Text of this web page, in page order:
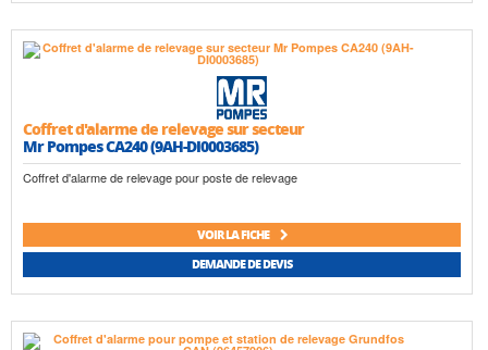
Coffret d'alarme de relevage sur secteur
Mr Pompes CA240 (9AH-DI0003685)
Coffret d'alarme de relevage pour poste de relevage
VOIR LA FICHE
DEMANDE DE DEVIS